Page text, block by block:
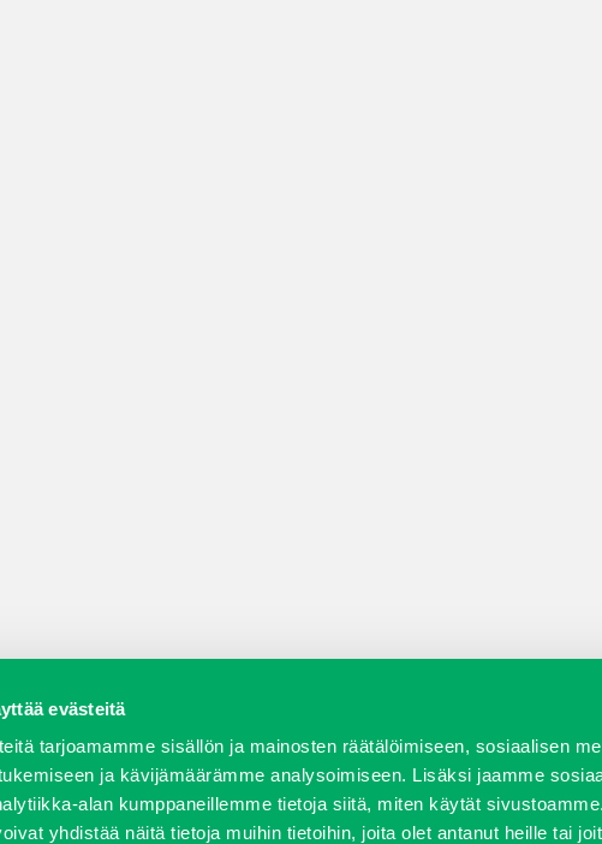
evästeitä
tarjoamamme sisällön ja mainosten räätälöimiseen, sosiaalisen
ja kävijämäärämme analysoimiseen. Lisäksi jaamme
alan kumppaneillemme tietoja siitä, miten käytät sivustoamme.
yhdistää näitä tietoja muihin tietoihin, joita olet antanut heille tai
Huolto ja varaosat Verkkokauppa JT Vuokrakone